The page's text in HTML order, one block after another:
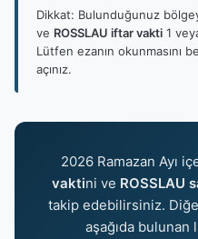
Dikkat: Bulunduğunuz
ve ROSSLAU iftar vakti 1
Lütfen ezanın okunmasını
açınız.
2026 Ramazan Ayı
vaktini ve ROSSLAU
takip edebilirsiniz.
aşağıda